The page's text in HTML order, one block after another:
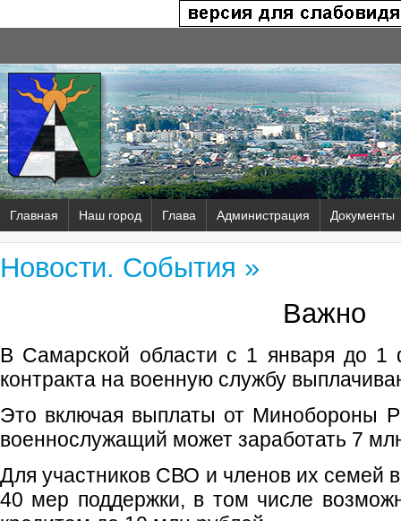
Главная Наш город Глава Администрация Документы
Новости. События »
Важно
В Самарской области с 1 января до 1
контракта на военную службу
Это включая выплаты от Минобороны
военнослужащий может заработать 7
Для участников СВО и членов их семей
40 мер поддержки, в том числе